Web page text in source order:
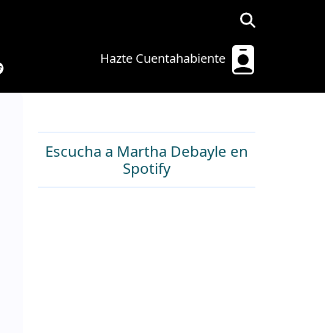
Hazte Cuentahabiente
Escucha a Martha Debayle en
Spotify